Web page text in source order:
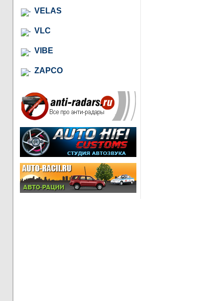
VELAS
VLC
VIBE
ZAPCO